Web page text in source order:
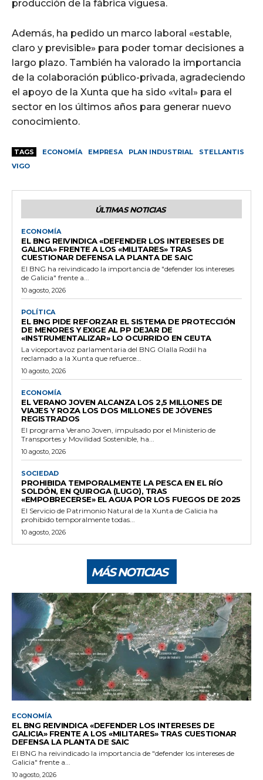
producción de la fábrica viguesa.
Además, ha pedido un marco laboral «estable,
claro y previsible» para poder tomar decisiones a
largo plazo. También ha valorado la importancia
de la colaboración público-privada, agradeciendo
el apoyo de la Xunta que ha sido «vital» para el
sector en los últimos años para generar nuevo
conocimiento.
TAGS ECONOMÍA EMPRESA PLAN INDUSTRIAL
STELLANTIS
VIGO
ÚLTIMAS NOTICIAS
ECONOMÍA
EL BNG REIVINDICA «DEFENDER LOS INTERESES DE
GALICIA» FRENTE A LOS «MILITARES» TRAS
CUESTIONAR DEFENSA LA PLANTA DE SAIC
El BNG ha reivindicado la importancia de "defender los intereses
de Galicia" frente a...
10 agosto, 2026
POLÍTICA
EL BNG PIDE REFORZAR EL SISTEMA DE PROTECCIÓN
DE MENORES Y EXIGE AL PP DEJAR DE
«INSTRUMENTALIZAR» LO OCURRIDO EN CEUTA
La viceportavoz parlamentaria del BNG Olalla Rodil ha
reclamado a la Xunta que refuerce...
10 agosto, 2026
ECONOMÍA
EL VERANO JOVEN ALCANZA LOS 2,5 MILLONES DE
VIAJES Y ROZA LOS DOS MILLONES DE JÓVENES
REGISTRADOS
El programa Verano Joven, impulsado por el Ministerio de
Transportes y Movilidad Sostenible, ha...
10 agosto, 2026
SOCIEDAD
PROHIBIDA TEMPORALMENTE LA PESCA EN EL RÍO
SOLDÓN, EN QUIROGA (LUGO), TRAS
«EMPOBRECERSE» EL AGUA POR LOS FUEGOS DE 2025
El Servicio de Patrimonio Natural de la Xunta de Galicia ha
prohibido temporalmente todas...
10 agosto, 2026
MÁS NOTICIAS
ECONOMÍA
EL BNG REIVINDICA «DEFENDER LOS INTERESES DE
GALICIA» FRENTE A LOS «MILITARES» TRAS CUESTIONAR
DEFENSA LA PLANTA DE SAIC
El BNG ha reivindicado la importancia de "defender los intereses de
Galicia" frente a...
10 agosto, 2026